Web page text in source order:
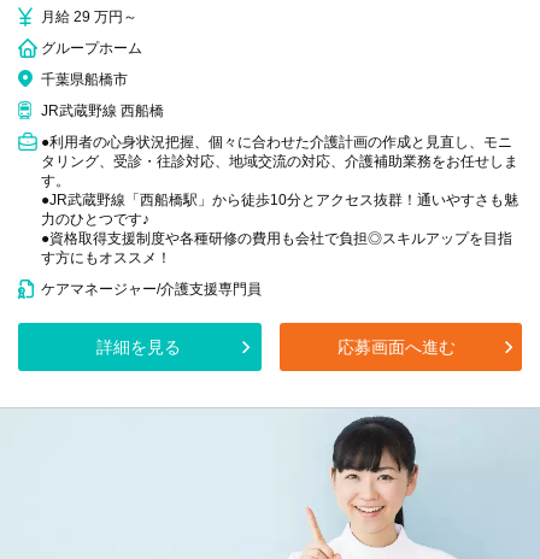
月給 29 万円～
グループホーム
千葉県船橋市
JR武蔵野線 西船橋
●利用者の心身状況把握、個々に合わせた介護計画の作成と見直し、モニ
タリング、受診・往診対応、地域交流の対応、介護補助業務をお任せしま
す。
●JR武蔵野線「西船橋駅」から徒歩10分とアクセス抜群！通いやすさも魅
力のひとつです♪
●資格取得支援制度や各種研修の費用も会社で負担◎スキルアップを目指
す方にもオススメ！
ケアマネージャー/介護支援専門員
詳細を見る 応募画面へ進む